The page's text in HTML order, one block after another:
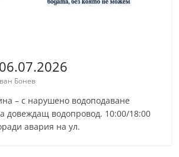
Бонев
– с нарушено водоподаване
довеждащ водопровод. 10:00/18:00
авария на ул.